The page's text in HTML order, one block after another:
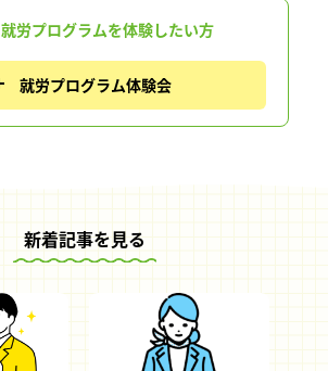
就労プログラムを体験したい方
就労プログラム体験会
新着記事を見る